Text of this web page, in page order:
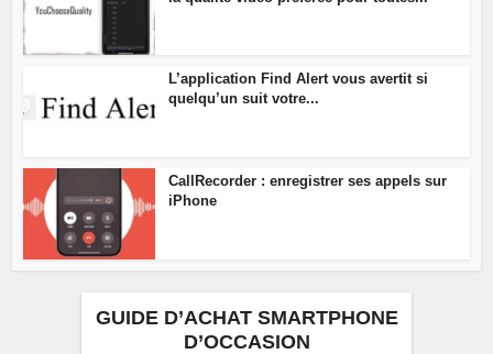
L’application Find Alert vous avertit si
quelqu’un suit votre...
CallRecorder : enregistrer ses appels sur
iPhone
GUIDE D’ACHAT SMARTPHONE
D’OCCASION